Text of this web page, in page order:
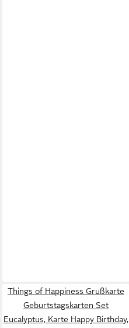
Things of Happiness Grußkarte
Geburtstagskarten Set
Eucalyptus, Karte Happy Birthday,